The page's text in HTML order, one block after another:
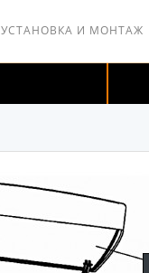
УСТАНОВКА И МОНТАЖ